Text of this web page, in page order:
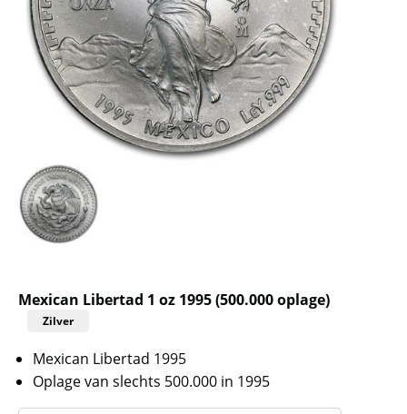
Mexican Libertad 1 oz 1995 (500.000 oplage)
Zilver
Mexican Libertad 1995
Oplage van slechts 500.000 in 1995